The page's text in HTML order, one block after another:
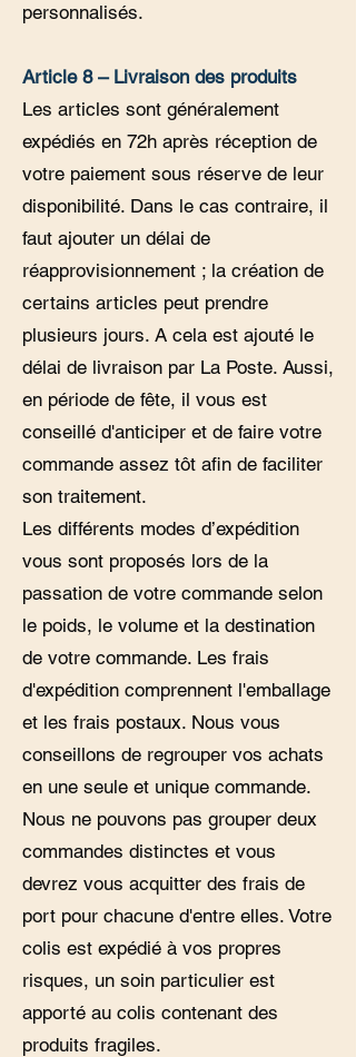
personnalisés.
Article 8 – Livraison des produits
Les articles sont généralement
expédiés en 72h après réception de
votre paiement sous réserve de leur
disponibilité. Dans le cas contraire, il
faut ajouter un délai de
réapprovisionnement ; la création de
certains articles peut prendre
plusieurs jours. A cela est ajouté le
délai de livraison par La Poste. Aussi,
en période de fête, il vous est
conseillé d'anticiper et de faire votre
commande assez tôt afin de faciliter
son traitement.
Les différents modes d’expédition
vous sont proposés lors de la
passation de votre commande selon
le poids, le volume et la destination
de votre commande. Les frais
d'expédition comprennent l'emballage
et les frais postaux. Nous vous
conseillons de regrouper vos achats
en une seule et unique commande.
Nous ne pouvons pas grouper deux
commandes distinctes et vous
devrez vous acquitter des frais de
port pour chacune d'entre elles. Votre
colis est expédié à vos propres
risques, un soin particulier est
apporté au colis contenant des
produits fragiles.